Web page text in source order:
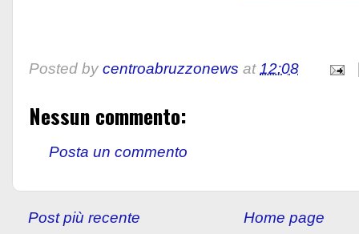
Posted by centroabruzzonews at12:08
Nessun commento:
Posta un commento
Post più recente Home page